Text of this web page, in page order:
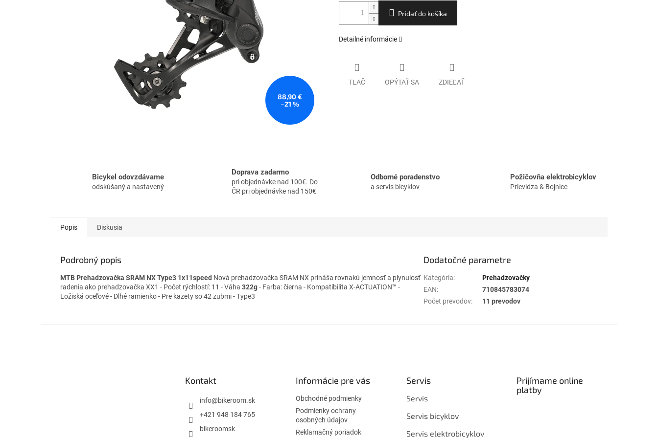
88,90 €
–21 %
Pridať do košíka
Detailné informácie
TLAČ OPÝTAŤ SA ZDIEĽAŤ
Bicykel odovzdávame
odskúšaný a nastavený
Doprava zadarmo
pri objednávke nad 100€. Do
ČR pri objednávke nad 150€
Odborné poradenstvo
a servis bicyklov
Požičovňa elektrobicyklov
Prievidza & Bojnice
Popis Diskusia
Podrobný popis
MTB Prehadzovačka SRAM NX Type3 1x11speed Nová prehadzovačka SRAM NX prináša rovnakú jemnosť a plynulosť
radenia ako prehadzovačka XX1 - Počet rýchlostí: 11 - Váha 322g- Farba: čierna - Kompatibilita X-ACTUATION™ -
Ložiská oceľové - Dlhé ramienko - Pre kazety so 42 zubmi - Type3
Dodatočné parametre
Kategória:
Prehadzovačky
EAN:
710845783074
Počet prevodov: 11 prevodov
Kontakt
info@bikeroom.sk
+421 948 184 765
bikeroomsk
Informácie pre vás
Obchodné podmienky
Podmienky ochrany
osobných údajov
Reklamačný poriadok
Servis
Servis
Servis bicyklov
Servis elektrobicyklov
Prijímame online
platby